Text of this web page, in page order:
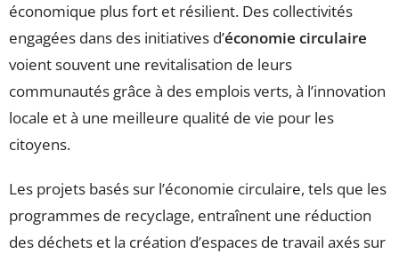
économique plus fort et résilient. Des collectivités
engagées dans des initiatives d’économie circulaire
voient souvent une revitalisation de leurs
communautés grâce à des emplois verts, à l’innovation
locale et à une meilleure qualité de vie pour les
citoyens.
Les projets basés sur l’économie circulaire, tels que les
programmes de recyclage, entraînent une réduction
des déchets et la création d’espaces de travail axés sur